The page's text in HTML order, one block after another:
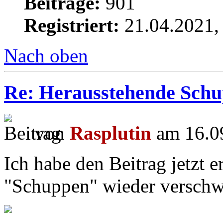
Registriert:
Nach oben
Re: Herausstehende
von Rasplutin am
Ich habe den Beitrag jetzt
"Schuppen" wieder